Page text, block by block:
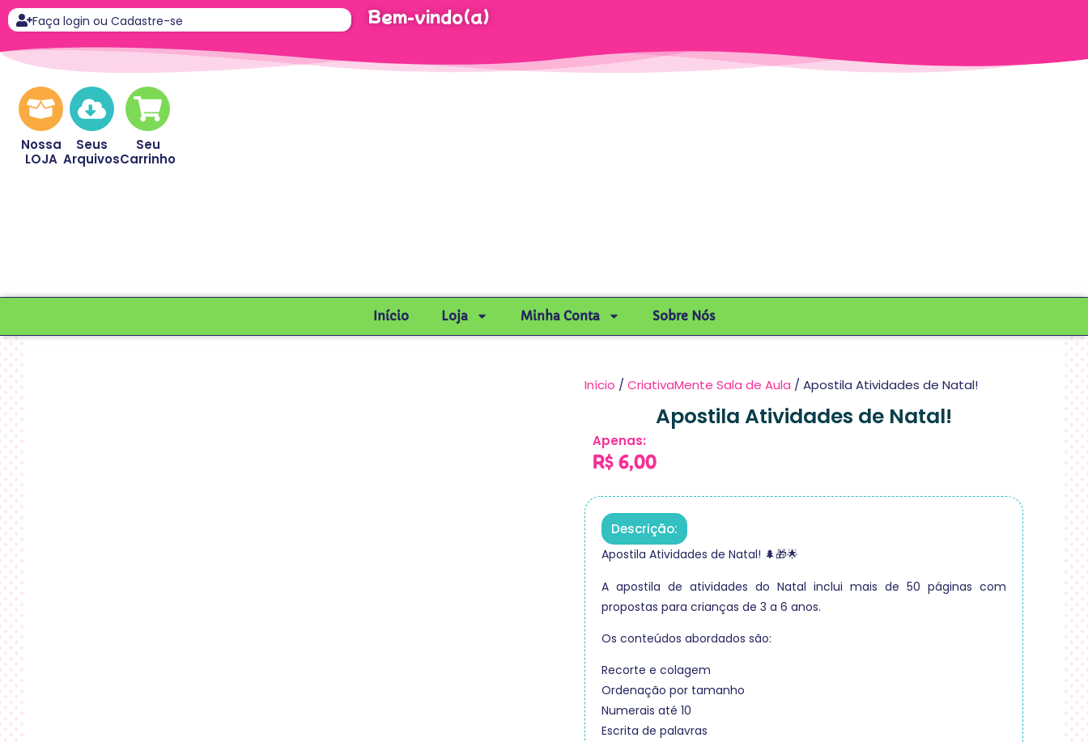
Faça login ou Cadastre-se Bem-vindo(a)
Nossa
LOJA
Seus
Arquivos
Seu
Carrinho
Início Loja Minha Conta Sobre Nós
Início /CriativaMente Sala de Aula / Apostila Atividades de Natal!
Apostila Atividades de Natal!
Apenas:
R$ 6,00
Descrição:
Apostila Atividades de Natal! 🌲🎁🌟
A apostila de atividades do Natal inclui mais de 50 páginas com
propostas para crianças de 3 a 6 anos.
Os conteúdos abordados são:
Recorte e colagem
Ordenação por tamanho
Numerais até 10
Escrita de palavras